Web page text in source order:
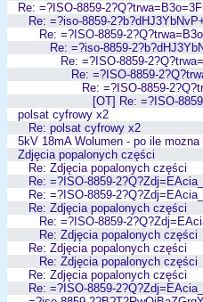
Re: =?ISO-8859-
Re: =?iso-8859-
Re: =?ISO-8859-
Re: =?iso-8859-
Re: =?ISO-8859-
Re: =?ISO-8859-
Re: =?ISO-8859-
[OT] Re: =?ISO-
polsat cyfrowy x2
Re: polsat cyfrowy x2
5kV 18mA Wolumen - po ile
Zdjęcia popalonych części
Re: Zdjęcia popalonych części
Re: =?ISO-8859-
Re: =?ISO-8859-
Re: Zdjęcia popalonych części
Re: =?ISO-8859-
Re: Zdjęcia popalonych części
Re: Zdjęcia popalonych części
Re: Zdjęcia popalonych części
Re: Zdjęcia popalonych części
Re: =?ISO-8859-